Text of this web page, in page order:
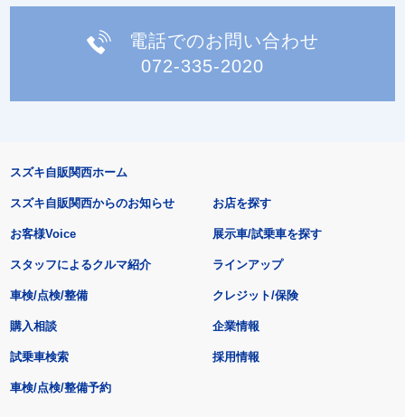
電話でのお問い合わせ
072-335-2020
スズキ自販関西ホーム
スズキ自販関西からのお知らせ
お客様Voice
スタッフによるクルマ紹介
お店を探す
展示車/試乗車を探す
ラインアップ
車検/点検/整備 クレジット/保険
購入相談
試乗車検索
車検/点検/整備予約
企業情報
採用情報